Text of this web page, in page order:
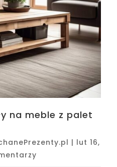
na meble z palet
| lut 16,